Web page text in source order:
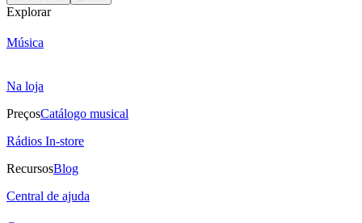
Explorar
Música
Na loja
PreçosCatálogo musical
Rádios In-store
RecursosBlog
Central de ajuda